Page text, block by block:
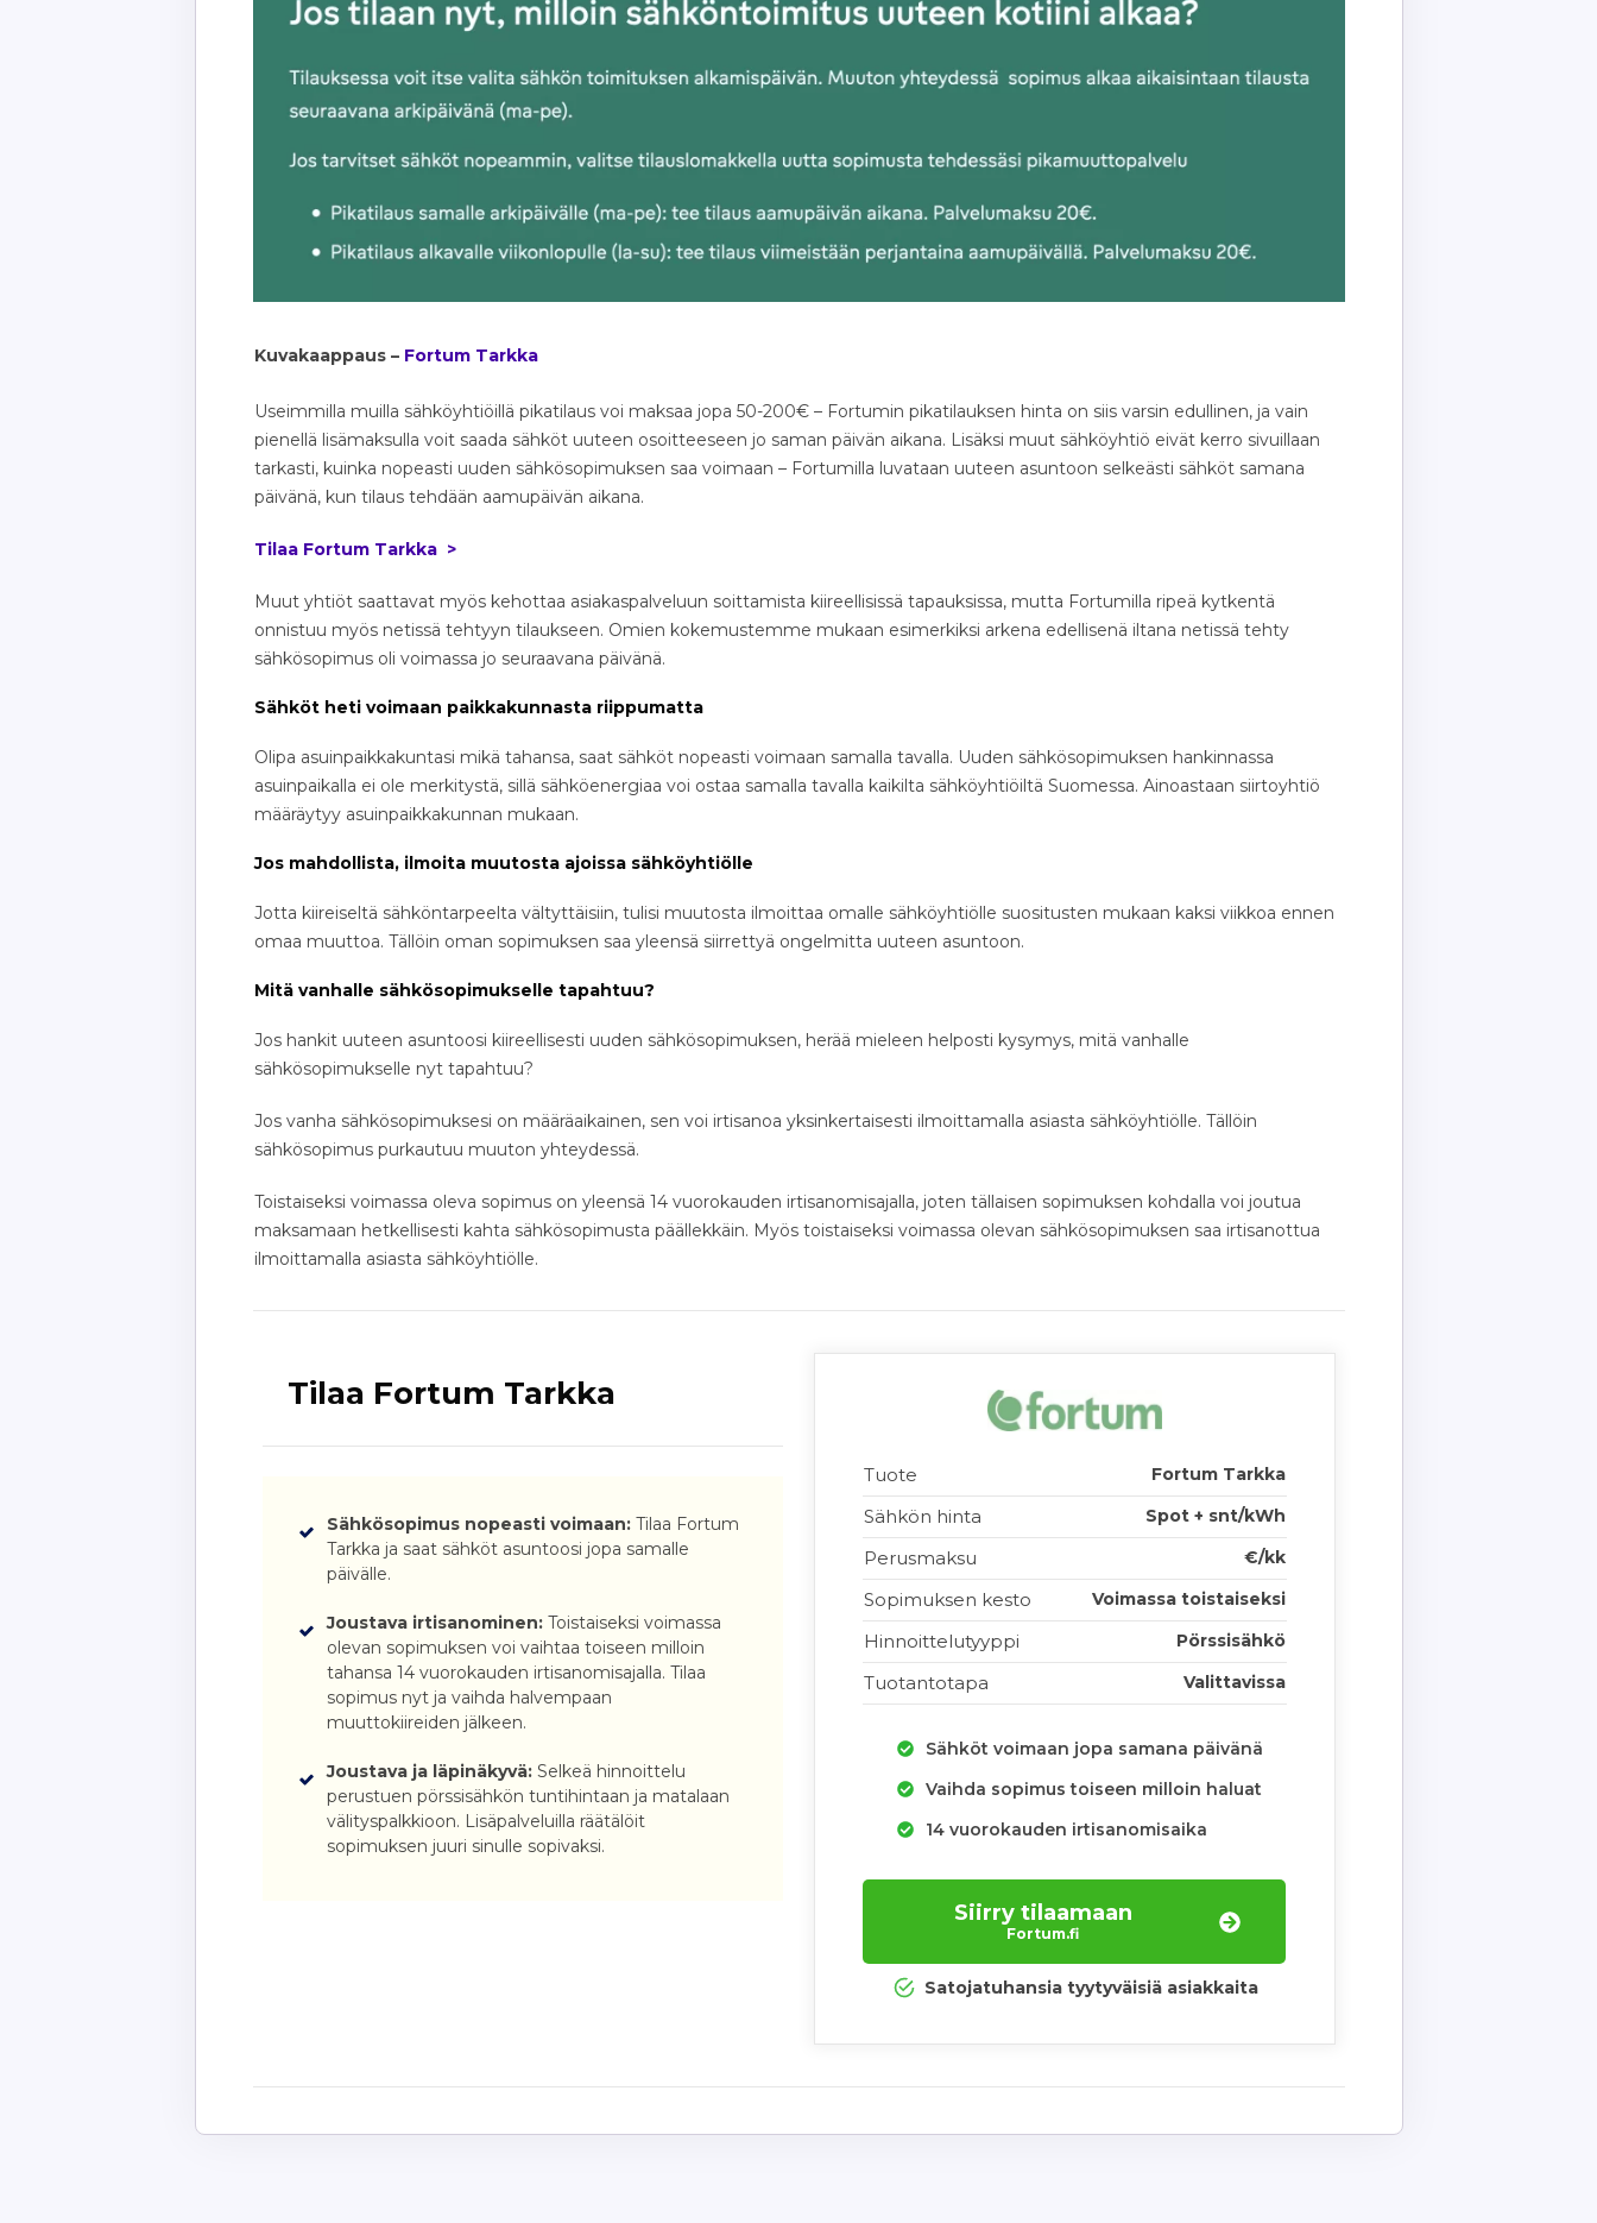
Kuvakaappaus – Fortum Tarkka
Useimmilla muilla sähköyhtiöillä pikatilaus voi maksaa jopa 50-200€ – Fortumin pikatilauksen hinta on siis varsin edullinen, ja vain
pienellä lisämaksulla voit saada sähköt uuteen osoitteeseen jo saman päivän aikana. Lisäksi muut sähköyhtiö eivät kerro sivuillaan
tarkasti, kuinka nopeasti uuden sähkösopimuksen saa voimaan – Fortumilla luvataan uuteen asuntoon selkeästi sähköt samana
päivänä, kun tilaus tehdään aamupäivän aikana.
Tilaa Fortum Tarkka >
Muut yhtiöt saattavat myös kehottaa asiakaspalveluun soittamista kiireellisissä tapauksissa, mutta Fortumilla ripeä kytkentä
onnistuu myös netissä tehtyyn tilaukseen. Omien kokemustemme mukaan esimerkiksi arkena edellisenä iltana netissä tehty
sähkösopimus oli voimassa jo seuraavana päivänä.
Sähköt heti voimaan paikkakunnasta riippumatta
Olipa asuinpaikkakuntasi mikä tahansa, saat sähköt nopeasti voimaan samalla tavalla. Uuden sähkösopimuksen hankinnassa
asuinpaikalla ei ole merkitystä, sillä sähköenergiaa voi ostaa samalla tavalla kaikilta sähköyhtiöiltä Suomessa. Ainoastaan siirtoyhtiö
määräytyy asuinpaikkakunnan mukaan.
Jos mahdollista, ilmoita muutosta ajoissa sähköyhtiölle
Jotta kiireiseltä sähköntarpeelta vältyttäisiin, tulisi muutosta ilmoittaa omalle sähköyhtiölle suositusten mukaan kaksi viikkoa ennen
omaa muuttoa. Tällöin oman sopimuksen saa yleensä siirrettyä ongelmitta uuteen asuntoon.
Mitä vanhalle sähkösopimukselle tapahtuu?
Jos hankit uuteen asuntoosi kiireellisesti uuden sähkösopimuksen, herää mieleen helposti kysymys, mitä vanhalle
sähkösopimukselle nyt tapahtuu?
Jos vanha sähkösopimuksesi on määräaikainen, sen voi irtisanoa yksinkertaisesti ilmoittamalla asiasta sähköyhtiölle. Tällöin
sähkösopimus purkautuu muuton yhteydessä.
Toistaiseksi voimassa oleva sopimus on yleensä 14 vuorokauden irtisanomisajalla, joten tällaisen sopimuksen kohdalla voi joutua
maksamaan hetkellisesti kahta sähkösopimusta päällekkäin. Myös toistaiseksi voimassa olevan sähkösopimuksen saa irtisanottua
ilmoittamalla asiasta sähköyhtiölle.
Tilaa Fortum Tarkka
Sähkösopimus nopeasti voimaan: Tilaa Fortum
Tarkka ja saat sähköt asuntoosi jopa samalle
päivälle.
Joustava irtisanominen: Toistaiseksi voimassa
olevan sopimuksen voi vaihtaa toiseen milloin
tahansa 14 vuorokauden irtisanomisajalla. Tilaa
sopimus nyt ja vaihda halvempaan
muuttokiireiden jälkeen.
Joustava ja läpinäkyvä: Selkeä hinnoittelu
perustuen pörssisähkön tuntihintaan ja matalaan
välityspalkkioon. Lisäpalveluilla räätälöit
sopimuksen juuri sinulle sopivaksi.
Tuote Fortum Tarkka
Sähkön hinta Spot + snt/kWh
Perusmaksu €/kk
Sopimuksen kesto Voimassa toistaiseksi
Hinnoittelutyyppi Pörssisähkö
Tuotantotapa Valittavissa
Sähköt voimaan jopa samana päivänä
Vaihda sopimus toiseen milloin haluat
14 vuorokauden irtisanomisaika
Siirry tilaamaan
Fortum.fi
Satojatuhansia tyytyväisiä asiakkaita